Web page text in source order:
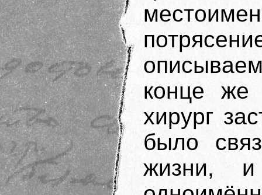
конце же
хирург
было
жизни, и